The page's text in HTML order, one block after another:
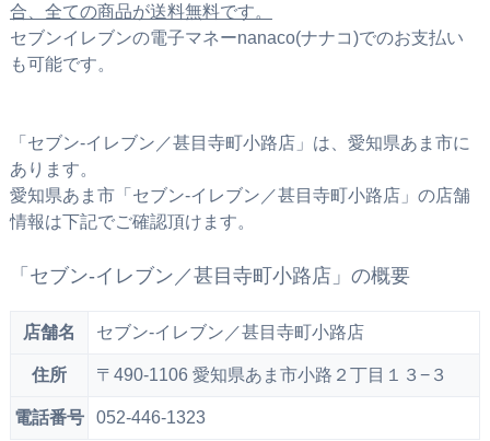
合、全ての商品が送料無料です。
セブンイレブンの電子マネーnanaco(ナナコ)でのお支払い
も可能です。
「セブン‐イレブン／甚目寺町小路店」は、愛知県あま市に
あります。
愛知県あま市「セブン‐イレブン／甚目寺町小路店」の店舗
情報は下記でご確認頂けます。
「セブン‐イレブン／甚目寺町小路店」の概要
店舗名 セブン‐イレブン／甚目寺町小路店
住所 〒490-1106 愛知県あま市小路２丁目１３−３
電話番号 052-446-1323